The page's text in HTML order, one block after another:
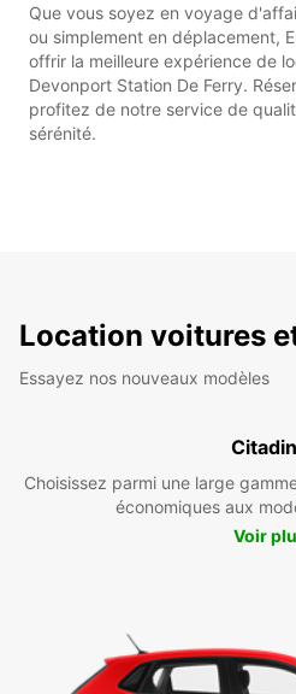
Que vous soyez en voyage
ou simplement en déplacement,
offrir la meilleure expérience de
Devonport Station De Ferry.
profitez de notre service de
sérénité.
Location voitures
Essayez nos nouveaux modèles
Choisissez parmi une large
économiques aux
Voir